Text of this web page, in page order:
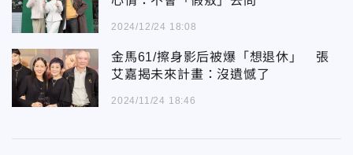
2024/12/24 18:08
金馬61/擦身影后被爆「想退休」 張
艾嘉揭未來計畫：沒遺憾了
2024/11/24 18:46